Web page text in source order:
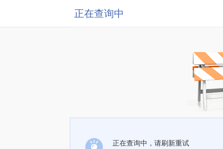
正在查询中
正在查询中，请刷新重试